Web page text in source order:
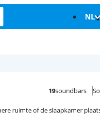
NL
19soundbars
ruimte of de slaapkamer